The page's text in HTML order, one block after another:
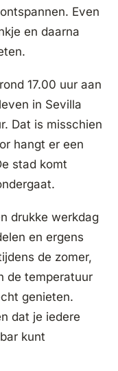
Even
en daarna
17.00 uur aan
in Sevilla
Dat is misschien
hangt er een
stad komt
drukke werkdag
en ergens
de zomer,
de temperatuur
genieten.
dat je iedere
kunt